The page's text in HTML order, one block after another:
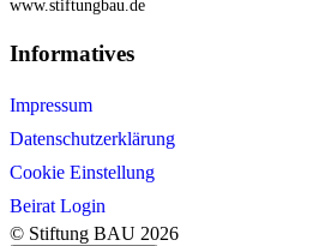
www.stiftungbau.de
Informatives
Impressum
Datenschutzerklärung
Cookie Einstellung
Beirat Login
© Stiftung BAU 2026